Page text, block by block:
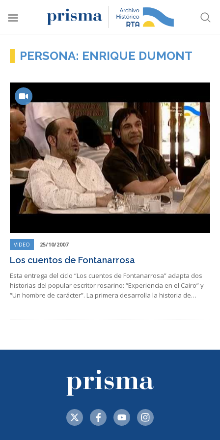
PERSONA: ENRIQUE DUMONT
VIDEO 25/10/2007
Los cuentos de Fontanarrosa
Esta entrega del ciclo “Los cuentos de Fontanarrosa” adapta dos
historias del popular escritor rosarino: “Experiencia en el Cairo” y
“Un hombre de carácter”. La primera desarrolla la historia de…